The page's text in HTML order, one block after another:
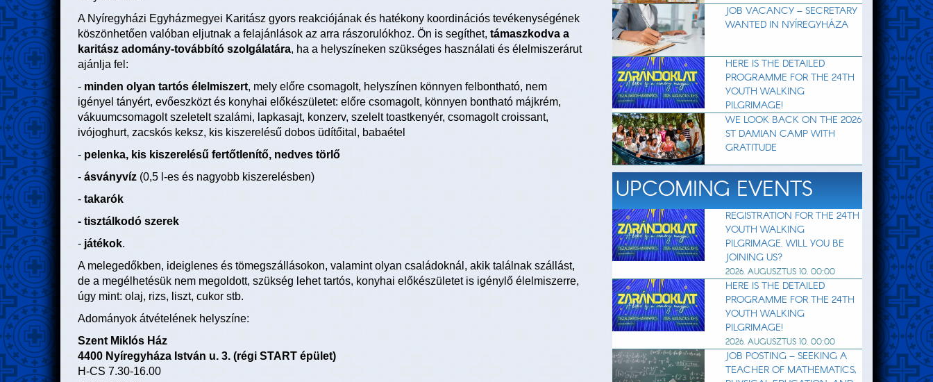
A Nyíregyházi Egyházmegyei Karitász gyors reakciójának és hatékony koordinációs tevékenységének
köszönhetően valóban eljutnak a felajánlások az arra rászorulókhoz. Ön is segíthet, támaszkodva a
karitász adomány-továbbító szolgálatára, ha a helyszíneken szükséges használati és élelmiszerárut
ajánlja fel:
- minden olyan tartós élelmiszert, mely előre csomagolt, helyszínen könnyen felbontható, nem
igényel tányért, evőeszközt és konyhai előkészületet: előre csomagolt, könnyen bontható májkrém,
vákuumcsomagolt szeletelt szalámi, lapkasajt, konzerv, szelelt toastkenyér, csomagolt croissant,
ivójoghurt, zacskós keksz, kis kiszerelésű dobos üdítőital, babaétel
- pelenka, kis kiszerelésű fertőtlenítő, nedves törlő
- ásványvíz (0,5 l-es és nagyobb kiszerelésben)
- takarók
- tisztálkodó szerek
- játékok.
A melegedőkben, ideiglenes és tömegszállásokon, valamint olyan családoknál, akik találnak szállást,
de a megélhetésük nem megoldott, szükség lehet tartós, konyhai előkészületet is igénylő élelmiszerre,
úgy mint: olaj, rizs, liszt, cukor stb.
Adományok átvételének helyszíne:
Szent Miklós Ház
4400 Nyíregyháza István u. 3. (régi START épület)
H-CS 7.30-16.00
JOB VACANCY – SECRETARY
WANTED IN NYÍREGYHÁZA
HERE IS THE DETAILED
PROGRAMME FOR THE 24TH
YOUTH WALKING
PILGRIMAGE!
WE LOOK BACK ON THE 2026
ST DAMIAN CAMP WITH
GRATITUDE
UPCOMING EVENTS
REGISTRATION FOR THE 24TH
YOUTH WALKING
PILGRIMAGE. WILL YOU BE
JOINING US?
2026. AUGUSZTUS 10. 00:00
HERE IS THE DETAILED
PROGRAMME FOR THE 24TH
YOUTH WALKING
PILGRIMAGE!
2026. AUGUSZTUS 10. 00:00
JOB POSTING – SEEKING A
TEACHER OF MATHEMATICS,